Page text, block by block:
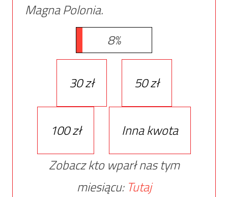
Magna Polonia.
8%
30 zł 50 zł
100 zł
Inna kwota
Zobacz kto wparł nas tym
miesiącu: Tutaj